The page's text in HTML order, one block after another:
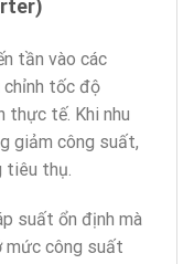
tần vào các
chỉnh tốc độ
thực tế. Khi nhu
giảm công suất,
tiêu thụ.
suất ổn định mà
mức công suất